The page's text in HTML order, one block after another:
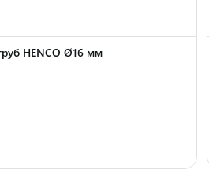
HENCO Ø16 мм